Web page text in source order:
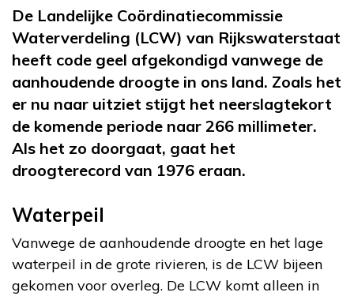
De Landelijke Coördinatiecommissie
Waterverdeling (LCW) van Rijkswaterstaat
heeft code geel afgekondigd vanwege de
aanhoudende droogte in ons land. Zoals het
er nu naar uitziet stijgt het neerslagtekort
de komende periode naar 266 millimeter.
Als het zo doorgaat, gaat het
droogterecord van 1976 eraan.
Waterpeil
Vanwege de aanhoudende droogte en het lage
waterpeil in de grote rivieren, is de LCW bijeen
gekomen voor overleg. De LCW komt alleen in